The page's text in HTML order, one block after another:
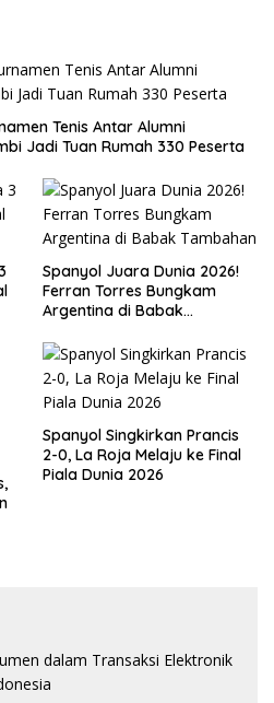
Tenis Antar Alumni
Jadi Tuan Rumah 330 Peserta
Spanyol Juara Dunia 2026!
Ferran Torres Bungkam
Argentina di Babak
Spanyol Singkirkan Prancis
2-0, La Roja Melaju ke Final
Piala Dunia 2026